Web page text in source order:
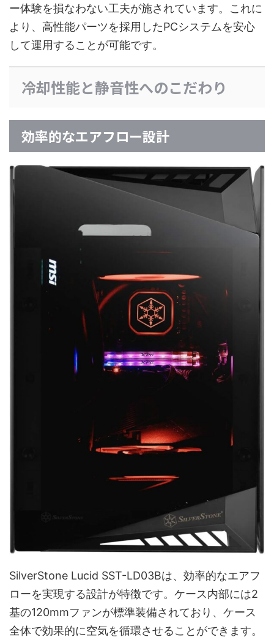
ー体験を損なわない工夫が施されています。これに
より、高性能パーツを採用したPCシステムを安心
して運用することが可能です。
冷却性能と静音性へのこだわり
効率的なエアフロー設計
SilverStone Lucid SST-LD03Bは、効率的なエアフ
ローを実現する設計が特徴です。ケース内部には2
基の120mmファンが標準装備されており、ケース
全体で効果的に空気を循環させることができます。